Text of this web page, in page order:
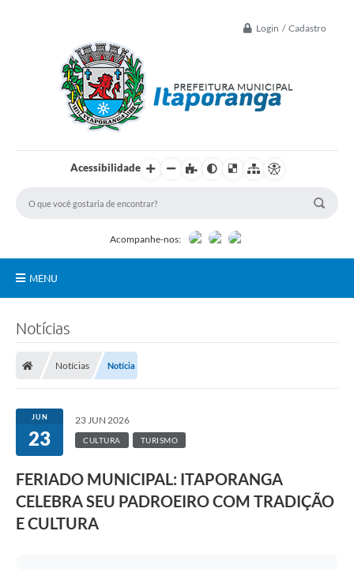
Login / Cadastro
Acessibilidade
Acompanhe-nos:
MENU
Publicações Oficiais
Cadastro de Artesãos
CTM
Audiências Públicas
Notícias
Notícias Notícia
JUN
23
23 JUN 2026
CULTURA TURISMO
FERIADO MUNICIPAL: ITAPORANGA
CELEBRA SEU PADROEIRO COM TRADIÇÃO
E CULTURA